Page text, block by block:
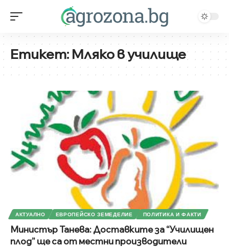
Етикет:Мляко в училище
АКТУАЛНО ЕВРОПЕЙСКО ЗЕМЕДЕЛИЕ ПОЛИТИКА И ФАКТИ
Министър Танева: Доставките за “Училищен
плод” ще са от местни производители